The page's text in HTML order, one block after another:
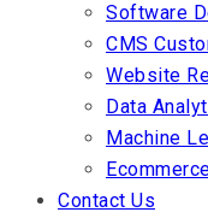
Software
CMS
Website
Data
Machine
Contact Us